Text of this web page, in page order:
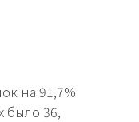
на 91,7%
было 36,